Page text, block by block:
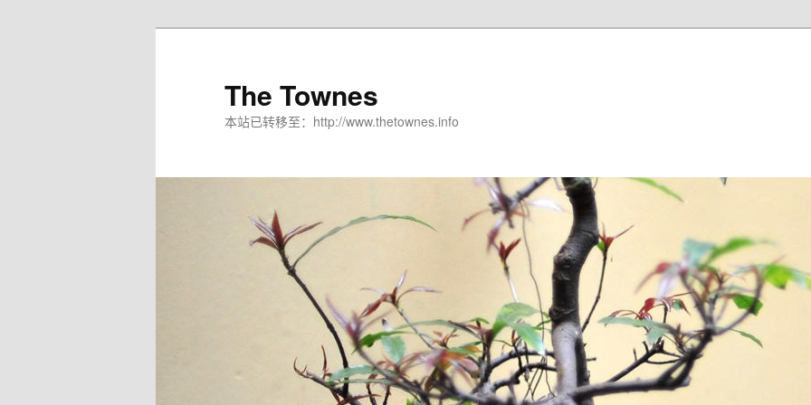
The Townes
本站已转移至：http://www.thetownes.info